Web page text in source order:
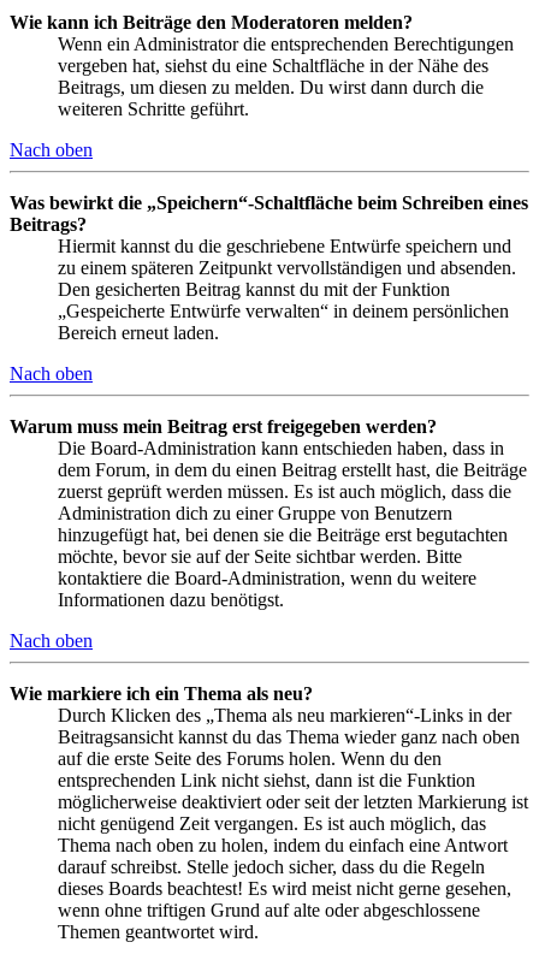
Wie kann ich Beiträge den Moderatoren melden?
Wenn ein Administrator die entsprechenden Berechtigungen
vergeben hat, siehst du eine Schaltfläche in der Nähe des
Beitrags, um diesen zu melden. Du wirst dann durch die
weiteren Schritte geführt.
Nach oben
Was bewirkt die „Speichern“-Schaltfläche beim Schreiben eines
Beitrags?
Hiermit kannst du die geschriebene Entwürfe speichern und
zu einem späteren Zeitpunkt vervollständigen und absenden.
Den gesicherten Beitrag kannst du mit der Funktion
„Gespeicherte Entwürfe verwalten“ in deinem persönlichen
Bereich erneut laden.
Nach oben
Warum muss mein Beitrag erst freigegeben werden?
Die Board-Administration kann entschieden haben, dass in
dem Forum, in dem du einen Beitrag erstellt hast, die Beiträge
zuerst geprüft werden müssen. Es ist auch möglich, dass die
Administration dich zu einer Gruppe von Benutzern
hinzugefügt hat, bei denen sie die Beiträge erst begutachten
möchte, bevor sie auf der Seite sichtbar werden. Bitte
kontaktiere die Board-Administration, wenn du weitere
Informationen dazu benötigst.
Nach oben
Wie markiere ich ein Thema als neu?
Durch Klicken des „Thema als neu markieren“-Links in der
Beitragsansicht kannst du das Thema wieder ganz nach oben
auf die erste Seite des Forums holen. Wenn du den
entsprechenden Link nicht siehst, dann ist die Funktion
möglicherweise deaktiviert oder seit der letzten Markierung ist
nicht genügend Zeit vergangen. Es ist auch möglich, das
Thema nach oben zu holen, indem du einfach eine Antwort
darauf schreibst. Stelle jedoch sicher, dass du die Regeln
dieses Boards beachtest! Es wird meist nicht gerne gesehen,
wenn ohne triftigen Grund auf alte oder abgeschlossene
Themen geantwortet wird.